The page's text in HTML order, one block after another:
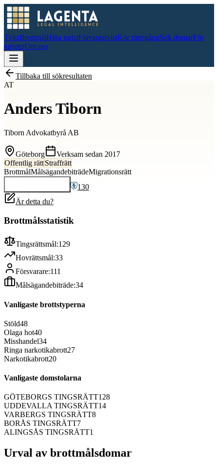
TvistBrottmålHitta juristFöretagstvistKör rättegångSök domarFör
juristerOm oss
Tillbaka till sökresultaten
AT
Anders Tiborn
Tiborn Advokatbyrå AB
Göteborg Verksam sedan 2017
Offentlig rättStraffrätt
BrottmålMålsägandebiträdeMigrationsrätt
130
Är detta du?
Brottmålsstatistik
Tingsrättsmål:129
Hovrättsmål:33
Försvarare:111
Målsägandebiträde:34
Vanligaste brottstyperna
Stöld48
Olaga hot40
Misshandel34
Ringa narkotikabrott27
Narkotikabrott20
Vanligaste domstolarna
GÖTEBORGS TINGSRÄTT128
UDDEVALLA TINGSRÄTT14
VARBERGS TINGSRÄTT8
BORÅS TINGSRÄTT7
ALINGSÅS TINGSRÄTT1
Urval av brottmålsdomar